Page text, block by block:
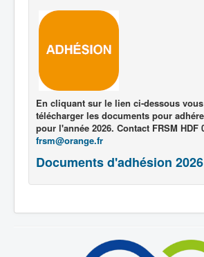
En cliquant sur le lien ci-dessous
télécharger les documents pour
pour l'année 2026. Contact FRSM HDF
frsm@orange.fr
Documents d'adhésion 2026